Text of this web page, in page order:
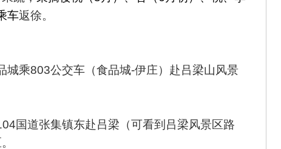
车返徐。
城乘803公交车（食品城-伊庄）赴吕梁山风景
国道张集镇东赴吕梁（可看到吕梁风景区路